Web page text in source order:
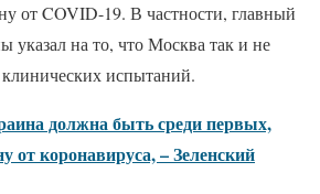
от COVID-19. В частности, главный
указал на то, что Москва так и не
клинических испытаний.
должна быть среди первых,
от коронавируса, – Зеленский